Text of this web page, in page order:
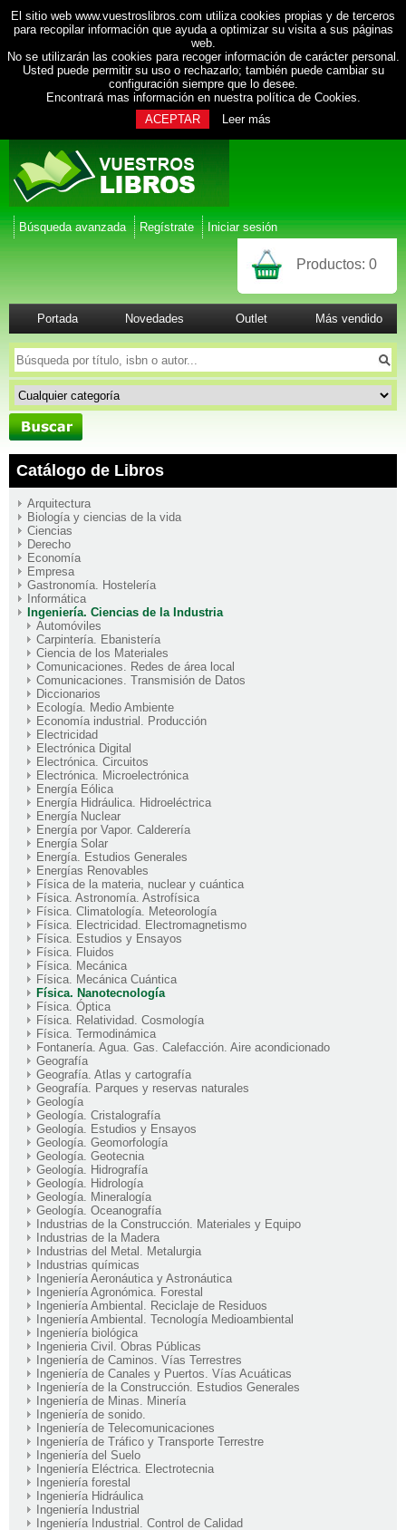
El sitio web www.vuestroslibros.com utiliza cookies propias y de terceros
para recopilar información que ayuda a optimizar su visita a sus páginas
web.
No se utilizarán las cookies para recoger información de carácter personal.
Usted puede permitir su uso o rechazarlo; también puede cambiar su
configuración siempre que lo desee.
Encontrará mas información en nuestra política de Cookies.
ACEPTAR
Leer más
Búsqueda avanzada Regístrate Iniciar sesión
Productos: 0
Portada Novedades Outlet Más vendido
Catálogo de Libros
Arquitectura
Biología y ciencias de la vida
Ciencias
Derecho
Economía
Empresa
Gastronomía. Hostelería
Informática
Ingeniería. Ciencias de la Industria
Automóviles
Carpintería. Ebanistería
Ciencia de los Materiales
Comunicaciones. Redes de área local
Comunicaciones. Transmisión de Datos
Diccionarios
Ecología. Medio Ambiente
Economía industrial. Producción
Electricidad
Electrónica Digital
Electrónica. Circuitos
Electrónica. Microelectrónica
Energía Eólica
Energía Hidráulica. Hidroeléctrica
Energía Nuclear
Energía por Vapor. Calderería
Energía Solar
Energía. Estudios Generales
Energías Renovables
Física de la materia, nuclear y cuántica
Física. Astronomía. Astrofísica
Física. Climatología. Meteorología
Física. Electricidad. Electromagnetismo
Física. Estudios y Ensayos
Física. Fluidos
Física. Mecánica
Física. Mecánica Cuántica
Física. Nanotecnología
Física. Óptica
Física. Relatividad. Cosmología
Física. Termodinámica
Fontanería. Agua. Gas. Calefacción. Aire acondicionado
Geografía
Geografía. Atlas y cartografía
Geografía. Parques y reservas naturales
Geología
Geología. Cristalografía
Geología. Estudios y Ensayos
Geología. Geomorfología
Geología. Geotecnia
Geología. Hidrografía
Geología. Hidrología
Geología. Mineralogía
Geología. Oceanografía
Industrias de la Construcción. Materiales y Equipo
Industrias de la Madera
Industrias del Metal. Metalurgia
Industrias químicas
Ingeniería Aeronáutica y Astronáutica
Ingeniería Agronómica. Forestal
Ingeniería Ambiental. Reciclaje de Residuos
Ingeniería Ambiental. Tecnología Medioambiental
Ingeniería biológica
Ingenieria Civil. Obras Públicas
Ingeniería de Caminos. Vías Terrestres
Ingeniería de Canales y Puertos. Vías Acuáticas
Ingeniería de la Construcción. Estudios Generales
Ingeniería de Minas. Minería
Ingeniería de sonido.
Ingeniería de Telecomunicaciones
Ingeniería de Tráfico y Transporte Terrestre
Ingeniería del Suelo
Ingeniería Eléctrica. Electrotecnia
Ingeniería forestal
Ingeniería Hidráulica
Ingeniería Industrial
Ingeniería Industrial. Control de Calidad